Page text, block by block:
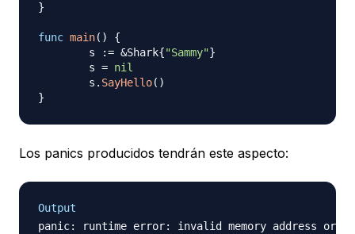
}
func main( )
{
	s
:= &Shark{"Sammy"}
	s
= nil
	s
. SayHello( )
}
Los panics producidos tendrán este aspecto:
Output
panic: runtime error: invalid memory address or